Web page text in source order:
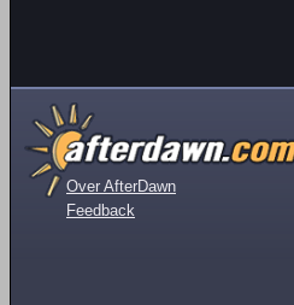
Over AfterDawn
Feedback